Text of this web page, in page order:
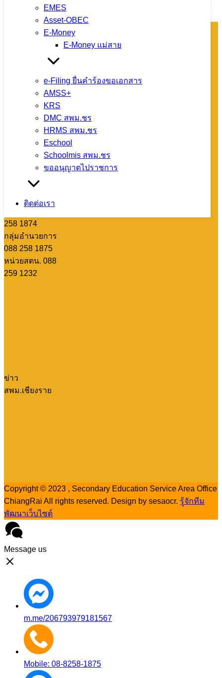
EMES
Asset-OBEC
E-Money
E-Money แม่สาย
e-Filing ยื่นคำร้องขอเอกสาร
AMSS+
KRS
DMC สพม.ชร
HRMS สพม.ชร
Eschool
Schoolmis สพม.ชร
ขออนุญาตไปราชการ
ติดต่อเรา
กลุ่มการเงินฯ
088 258 1870
กลุ่มแผนฯ 088
กลุ่มบุคคลฯ
088 258 1872
กลุ่มส่งเสริมฯ
088 258 1873
258 1874
กลุ่มอำนวยการ
088 258 1875
หน่วยสตน. 088
259 1232
ข่าว
สพม.เชียงราย
Copyright © 2023 , Secondary Education Service Area Office
ChiangRai All rights reserved. Design by sesaocr. รู้จักทีม
พัฒนาเว็บไซต์
Message us
m.me/206793979181567
Mobile: 08-8258-1875